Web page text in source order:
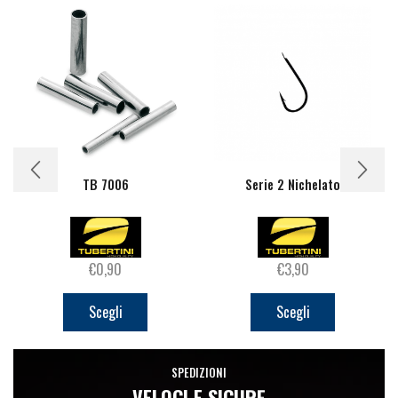
TB 7006
€0,90
Scegli
Questo
ha
più
varianti.
Serie 2 Nichelato
€3,90
Scegli
Questo
ha
più
SPEDIZIONI